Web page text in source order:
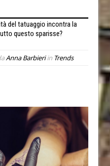
del tatuaggio incontra la
questo sparisse?
Anna Barbieriin Trends